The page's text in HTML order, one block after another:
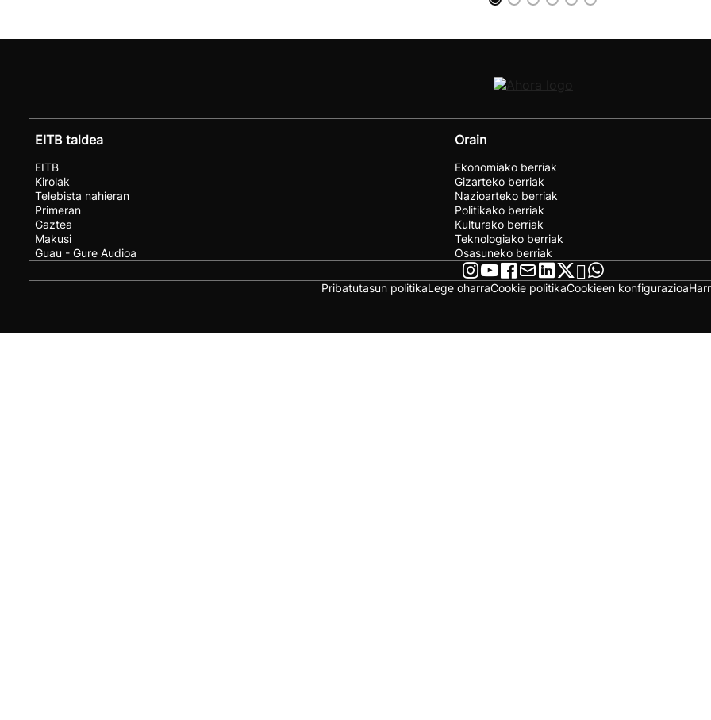
EITB taldea
EITB
Kirolak
Telebista nahieran
Primeran
Gaztea
Makusi
Guau - Gure Audioa
Orain
Ekonomiako berriak
Gizarteko berriak
Nazioarteko berriak
Politikako berriak
Kulturako berriak
Teknologiako berriak
Osasuneko berriak
Pribatutasun politikaLege oharraCookie politikaCookieen konfigurazioa